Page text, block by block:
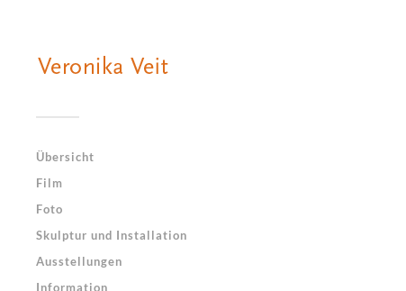
Übersicht
Film
Foto
Skulptur und Installation
Ausstellungen
Information